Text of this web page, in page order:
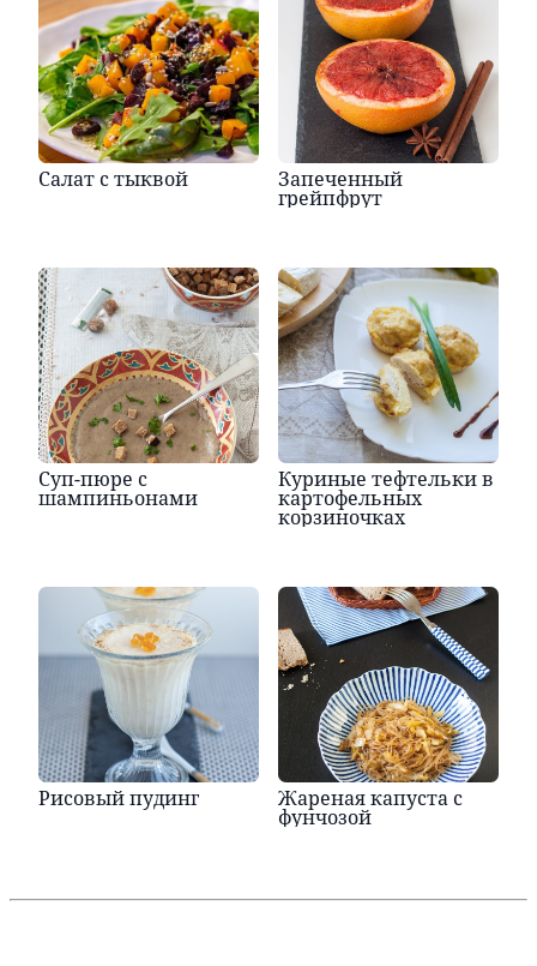
Салат с тыквой Запеченный
грейпфрут
Суп-пюре с
шампиньонами
Куриные тефтельки в
картофельных
корзиночках
Рисовый пудинг Жареная капуста с
фунчозой